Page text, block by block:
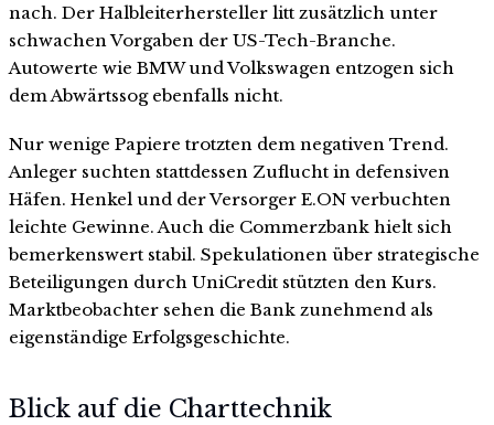
nach. Der Halbleiterhersteller litt zusätzlich unter
schwachen Vorgaben der US-Tech-Branche.
Autowerte wie BMW und Volkswagen entzogen sich
dem Abwärtssog ebenfalls nicht.
Nur wenige Papiere trotzten dem negativen Trend.
Anleger suchten stattdessen Zuflucht in defensiven
Häfen. Henkel und der Versorger E.ON verbuchten
leichte Gewinne. Auch die Commerzbank hielt sich
bemerkenswert stabil. Spekulationen über strategische
Beteiligungen durch UniCredit stützten den Kurs.
Marktbeobachter sehen die Bank zunehmend als
eigenständige Erfolgsgeschichte.
Blick auf die Charttechnik